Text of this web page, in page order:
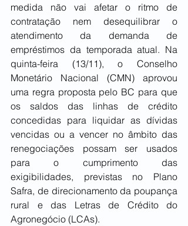
medida não vai afetar o ritmo de
contratação nem desequilibrar o
atendimento da demanda de
empréstimos da temporada atual. Na
quinta-feira (13/11), o Conselho
Monetário Nacional (CMN) aprovou
uma regra proposta pelo BC para que
os saldos das linhas de crédito
concedidas para liquidar as dívidas
vencidas ou a vencer no âmbito das
renegociações possam ser usados
para o cumprimento das
exigibilidades, previstas no Plano
Safra, de direcionamento da poupança
rural e das Letras de Crédito do
Agronegócio (LCAs).